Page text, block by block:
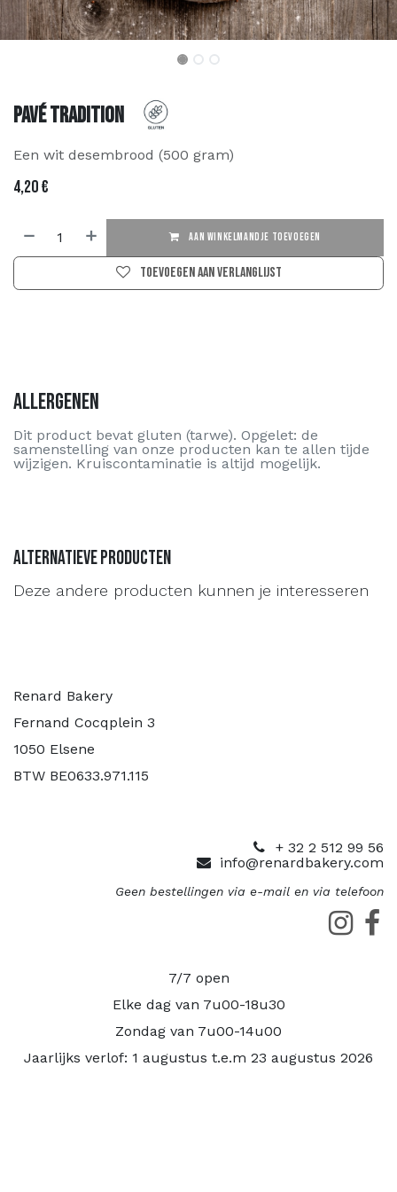
Pavé Tradition
Een wit desembrood (500 gram)
4,20€
AAN WINKELMANDJE TOEVOEGEN
Toevoegen aan verlanglijst
Allergenen
Dit product bevat gluten (tarwe). Opgelet: de
samenstelling van onze producten kan te allen tijde
wijzigen. Kruiscontaminatie is altijd mogelijk.
Alternatieve producten
Deze andere producten kunnen je interesseren
Renard Bakery
Fernand Cocqplein 3
1050 Elsene
BTW BE0633.971.115
+ 32 2 512 99 56
info@renardbakery.com
Geen bestellingen via e-mail en via telefoon
7/7 open
Elke dag van 7u00-18u30
Zondag van 7u00-14u00
Jaarlijks verlof: 1 augustus t.e.m 23 augustus 2026